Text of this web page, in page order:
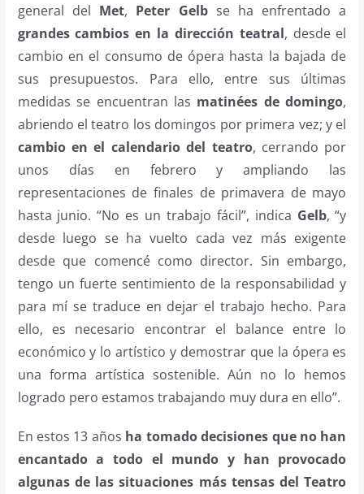
general del Met, Peter Gelbse ha enfrentado a
grandes cambios en la dirección teatral, desde el
cambio en el consumo de ópera hasta la bajada de
sus presupuestos. Para ello, entre sus últimas
medidas se encuentran las matinées de domingo,
abriendo el teatro los domingos por primera vez; y el
cambio en el calendario del teatro, cerrando por
unos días en febrero y ampliando las
representaciones de finales de primavera de mayo
hasta junio. “No es un trabajo fácil”, indica Gelb, “y
desde luego se ha vuelto cada vez más exigente
desde que comencé como director. Sin embargo,
tengo un fuerte sentimiento de la responsabilidad y
para mí se traduce en dejar el trabajo hecho. Para
ello, es necesario encontrar el balance entre lo
económico y lo artístico y demostrar que la ópera es
una forma artística sostenible. Aún no lo hemos
logrado pero estamos trabajando muy dura en ello”.
En estos 13 años ha tomado decisiones que no han
encantado a todo el mundo y han provocado
algunas de las situaciones más tensas del Teatro